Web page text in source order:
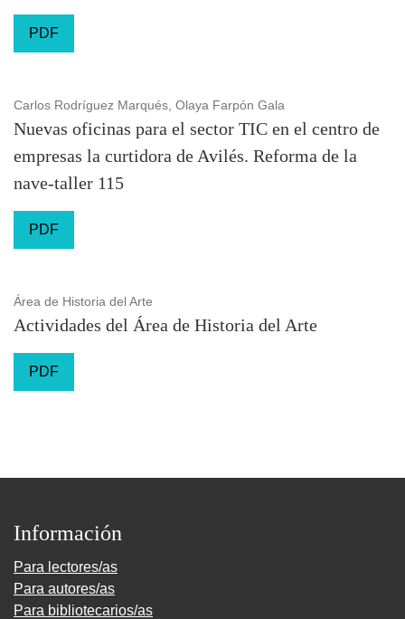
PDF
Carlos Rodríguez Marqués, Olaya Farpón Gala
Nuevas oficinas para el sector TIC en el centro de
empresas la curtidora de Avilés. Reforma de la
nave-taller 115
PDF
Área de Historia del Arte
Actividades del Área de Historia del Arte
PDF
Información
Para lectores/as
Para autores/as
Para bibliotecarios/as